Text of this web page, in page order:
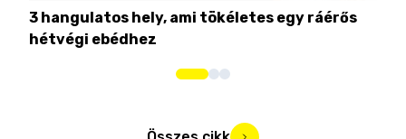
3 hangulatos hely, ami tökéletes egy ráérős
hétvégi ebédhez